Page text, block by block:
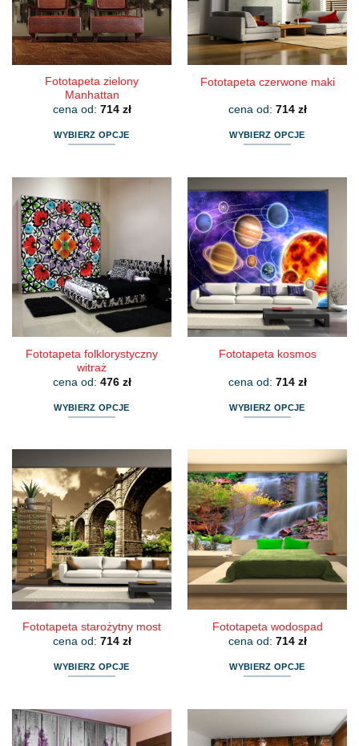
Fototapeta zielony
Manhattan
cena od: 714 zł
WYBIERZ OPCJE
wiele
wariantów.
Opcje
można
wybrać
na
stronie
produktu
Fototapeta czerwone maki
cena od: 714 zł
WYBIERZ OPCJE
ma
wiele
wariantów.
Opcje
można
wybrać
na
stronie
produktu
Fototapeta folklorystyczny
witraż
cena od: 476 zł
WYBIERZ OPCJE
wiele
wariantów.
Opcje
można
wybrać
na
stronie
produktu
Fototapeta kosmos
cena od: 714 zł
WYBIERZ OPCJE
wiele
wariantów.
Opcje
można
wybrać
na
stronie
produktu
Fototapeta starożytny most
cena od: 714 zł
WYBIERZ OPCJE
ma
wiele
Fototapeta wodospad
cena od: 714 zł
WYBIERZ OPCJE
wiele